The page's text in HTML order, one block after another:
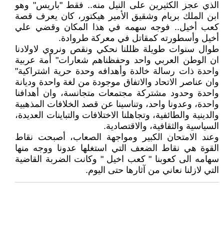
الذي عجز الكثيرين على النيل منه.. فقط "باريس" وهو
ابن الملك بريام وشقيق الأمير هيكتور، كان يعرف قصة
كعب أخيل.. فوجه سهمه في هذا المكان وقضي علي
أخيل وأسطورته كمقاتل في معركة طروادة.
طوال سنوات طويلة ظللنا نحكي ونقص ونروي لاولادنا
ان الوطن العربي واحد وحفظناهم شعارات" أمة عربية
واحدة ذات رسالة خالدة وأهدافه وحدة حرية اشتراكية"
وان عناصر الاتحاد والاتفاق موجودة من لغة واحدة وديانة
واحدة وحدود مشتركة مجتمعات متجانسة، وان أهدافنا
واحدة، وعدونا واحد، وتناسينا عن قصد الخلافات المذهبية
والدينية والطائفية، وتجاهلنا الاختلافات والتباينات العديدة،
السياسية والثقافية، والاقتصادية.
وعند الامتحان الكبير ومواجهة الصعاب، أصبحت نقاط
القوة هي نقاط الضعف التي استغلها عدونا ووجه منها
سهامه الى كعوبنا " كعب اخيل " وكانت الضربة القاضية
التي لازلنا نعاني من آثارها حتى اليوم.